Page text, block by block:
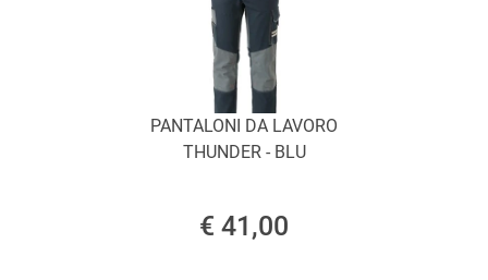
PANTALONI DA LAVORO
THUNDER - BLU
€ 41,00